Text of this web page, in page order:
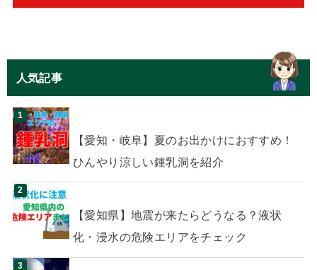
人気記事
【愛知・岐阜】夏のお出かけにおすすめ！
ひんやり涼しい鍾乳洞を紹介
【愛知県】地震が来たらどうなる？液状
化・浸水の危険エリアをチェック